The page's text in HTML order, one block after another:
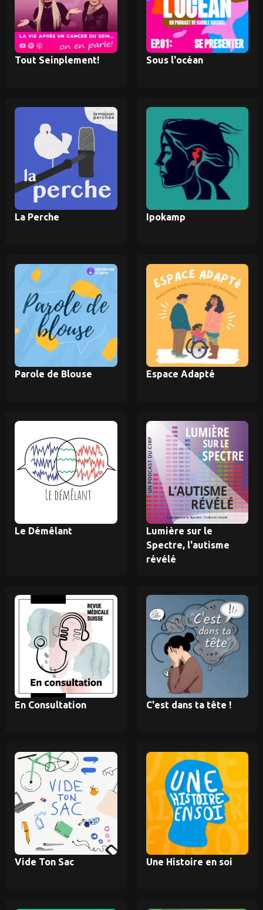
Tout Seinplement! Sous l'océan
La Perche Ipokamp
Parole de Blouse Espace Adapté
Le Démêlant
Lumière sur le
Spectre, l'autisme
révélé
En Consultation C'est dans ta tête !
Vide Ton Sac Une Histoire en soi